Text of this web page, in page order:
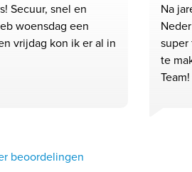
Secuur, snel en
woensdag een
vrijdag kon ik er al in
Na
te
Team!
beoordelingen